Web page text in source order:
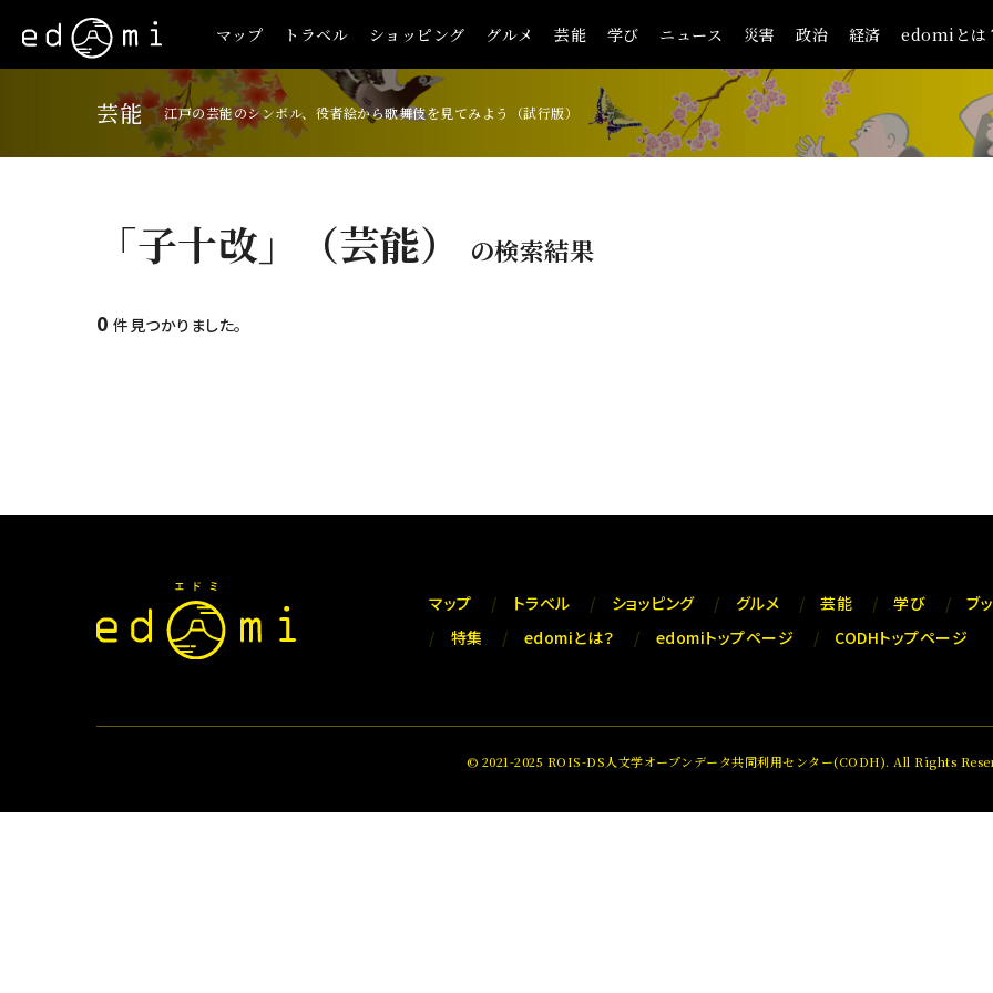
マップ トラベル ショッピング グルメ 芸能 学び ニュース 災害 政治 経済 edomiとは
芸能 江戸の芸能のシンボル、役者絵から歌舞伎を見てみよう（試行版）
「子十改」（芸能） の検索結果
0 件見つかりました。
マップ トラベル ショッピング グルメ 芸能 学び
ブ
特集
edomiとは？ edomiトップページ CODHトップページ
© 2021-2025 ROIS-DS人文学オープンデータ共同利用センター(CODH). All Rights